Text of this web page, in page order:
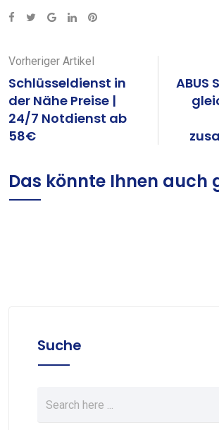
Google+LinkedInPinterest
Vorheriger Artikel
Schlüsseldienst in
der Nähe Preise |
24/7 Notdienst ab
58€
ABUS
Das könnte Ihnen auch
Suche